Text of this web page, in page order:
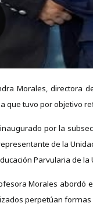
Morales, directora
que tuvo por objetivo
por la
de la
Parvularia de
Morales abordó
perpetúan